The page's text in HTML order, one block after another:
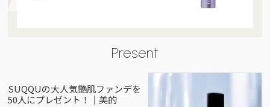
Present
SUQQUの大人気艶肌ファンデを
50人にプレゼント！｜美的